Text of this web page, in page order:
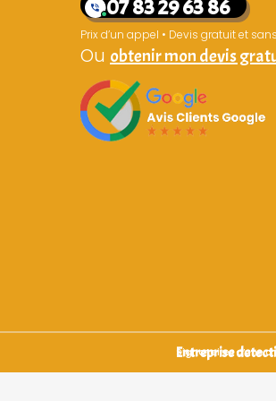
07 83 29 63 86
Prix d’un appel • Devis gratuit et
Ou obtenir mon devis
Entreprise
Signataires d’une